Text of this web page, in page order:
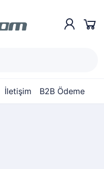
İletişim B2B Ödeme